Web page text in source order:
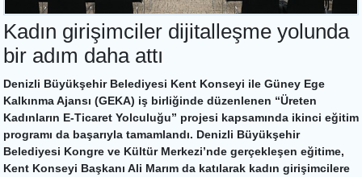
Kadın girişimciler dijitalleşme yolunda
bir adım daha attı
Denizli Büyükşehir Belediyesi Kent Konseyi ile Güney Ege
Kalkınma Ajansı (GEKA) iş birliğinde düzenlenen “Üreten
Kadınların E-Ticaret Yolculuğu” projesi kapsamında ikinci eğitim
programı da başarıyla tamamlandı. Denizli Büyükşehir
Belediyesi Kongre ve Kültür Merkezi’nde gerçekleşen eğitime,
Kent Konseyi Başkanı Ali Marım da katılarak kadın girişimcilere